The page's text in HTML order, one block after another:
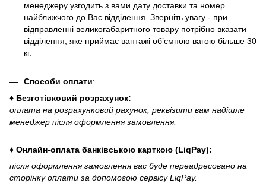
менеджеру узгодить з вами дату доставки та номер
найближчого до Вас відділення. Зверніть увагу - при
відправленні великогабаритного товару потрібно вказати
відділення, яке приймає вантажі об’ємною вагою більше 30
кг.
Способи оплати:
♦ Безготівковий розрахунок:
оплата на розрахунковий рахунок, реквізити вам надішле
менеджер після оформлення замовлення.
♦ Онлайн-оплата банківською карткою (LiqPay):
після оформлення замовлення вас буде переадресовано на
сторінку оплати за допомогою сервісу LiqPay.